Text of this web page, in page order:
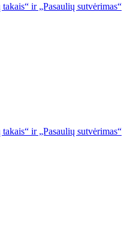
ir „Pasaulių sutvėrimas“
ir „Pasaulių sutvėrimas“